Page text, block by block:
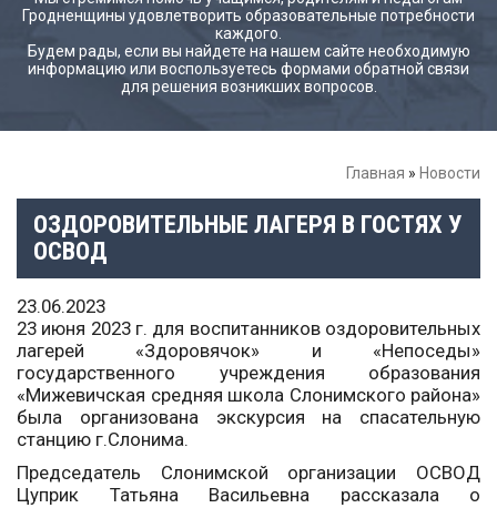
Гродненщины удовлетворить образовательные потребности
каждого.
Будем рады, если вы найдете на нашем сайте необходимую
информацию или воспользуетесь формами обратной связи
для решения возникших вопросов.
Главная » Новости
ОЗДОРОВИТЕЛЬНЫЕ ЛАГЕРЯ В ГОСТЯХ У
ОСВОД
23.06.2023
23 июня 2023 г. для воспитанников оздоровительных
лагерей «Здоровячок» и «Непоседы»
государственного учреждения образования
«Мижевичская средняя школа Слонимского района»
была организована экскурсия на спасательную
станцию г.Слонима.
Председатель Слонимской организации ОСВОД
Цуприк Татьяна Васильевна рассказала о